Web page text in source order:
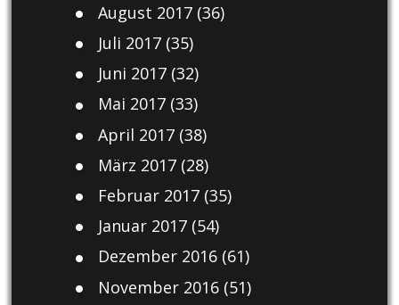
August 2017(36)
Juli 2017(35)
Juni 2017(32)
Mai 2017(33)
April 2017(38)
März 2017(28)
Februar 2017(35)
Januar 2017(54)
Dezember 2016(61)
November 2016(51)